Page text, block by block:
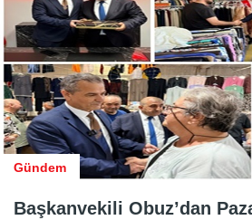
Gündem
Başkanvekili Obuz’dan